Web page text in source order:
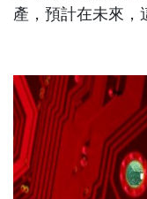
產，預計在未來，